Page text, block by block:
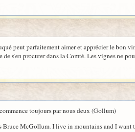
peut parfaitement aimer et apprécier le bon
s'en procurer dans la Comté. Les vignes ne
toujours par nous deux (Gollum)
Bruce McGollum. I live in mountains and I want